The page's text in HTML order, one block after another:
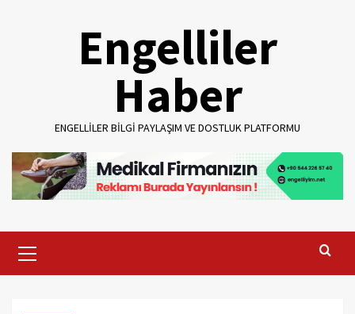
Engelliler
Haber
ENGELLILER BILGI PAYLAŞIM VE DOSTLUK PLATFORMU
Menu